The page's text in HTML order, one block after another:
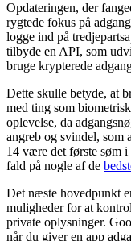
Opdateringen, der
rygtede fokus på
logge ind på
tilbyde en API, som
bruge krypterede
Dette skulle betyde, at
med ting som
oplevelse, da
angreb og svindel, som
14 være det første søm
fald på nogle af de
Det næste hovedpunkt
muligheder for at
private oplysninger.
når du giver en app